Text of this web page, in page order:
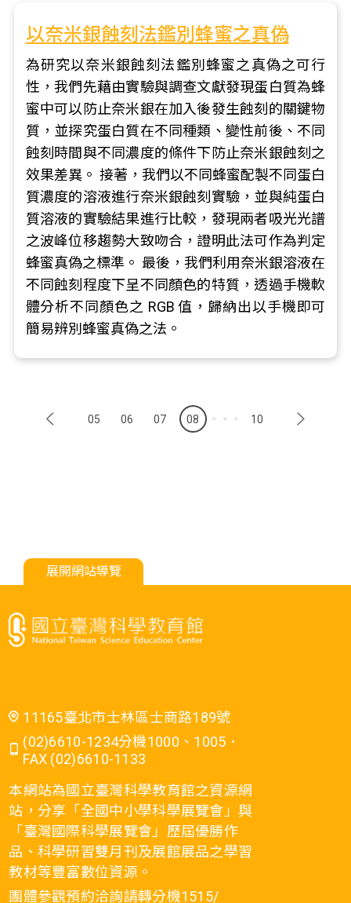
以奈米銀蝕刻法鑑別蜂蜜之真偽
為研究以奈米銀蝕刻法鑑別蜂蜜之真偽之可行
性，我們先藉由實驗與調查文獻發現蛋白質為蜂
蜜中可以防止奈米銀在加入後發生蝕刻的關鍵物
質，並探究蛋白質在不同種類、變性前後、不同
蝕刻時間與不同濃度的條件下防止奈米銀蝕刻之
效果差異。 接著，我們以不同蜂蜜配製不同蛋白
質濃度的溶液進行奈米銀蝕刻實驗，並與純蛋白
質溶液的實驗結果進行比較，發現兩者吸光光譜
之波峰位移趨勢大致吻合，證明此法可作為判定
蜂蜜真偽之標準。 最後，我們利用奈米銀溶液在
不同蝕刻程度下呈不同顏色的特質，透過手機軟
體分析不同顏色之 RGB 值，歸納出以手機即可
簡易辨別蜂蜜真偽之法。
05 06 07 08 10
展開網站導覽
11165臺北市士林區士商路189號
(02)6610-1234分機1000、1005．
FAX (02)6610-1133
本網站為國立臺灣科學教育館之資源網
站，分享「全國中小學科學展覽會」與
「臺灣國際科學展覽會」歷屆優勝作
品、科學研習雙月刊及展館展品之學習
教材等豐富數位資源。
團體參觀預約洽詢請轉分機1515/